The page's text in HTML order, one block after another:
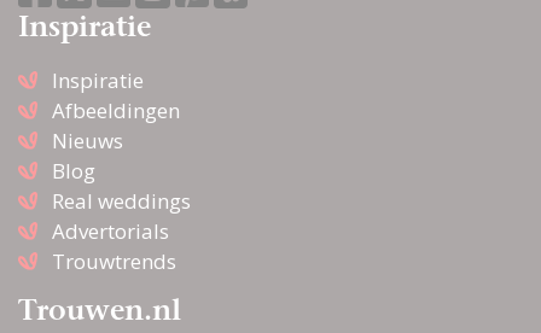
Inspiratie
Inspiratie
Afbeeldingen
Nieuws
Blog
Real weddings
Advertorials
Trouwtrends
Trouwen.nl